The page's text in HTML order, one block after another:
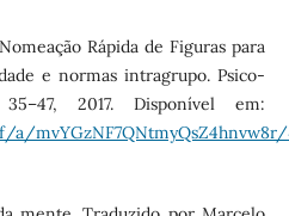
Rápida de Figuras para
e normas intragrupo. Psico-
2017. Disponível em: